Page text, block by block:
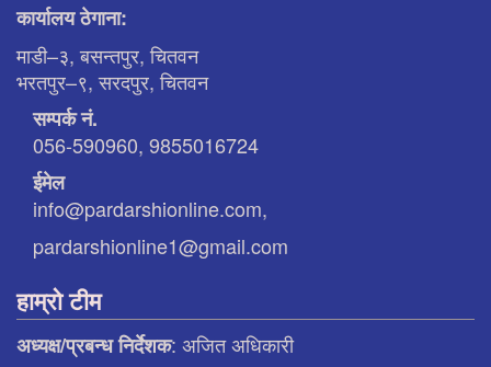
कार्यालय ठेगाना:
माडी–३, बसन्तपुर, चितवन
भरतपुर–९, सरदपुर, चितवन
सम्पर्क नं.
056-590960, 9855016724
ईमेल
info@pardarshionline.com,
pardarshionline1@gmail.com
हाम्रो टीम
अध्यक्ष/प्रबन्ध निर्देशक: अजित अधिकारी